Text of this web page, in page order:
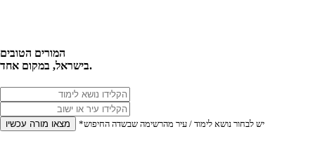
המורים הטובים
בישראל, במקום אחד.
מצאו מורה עכשיו *יש לבחור נושא לימוד / עיר מהרשימה שבשדה החיפוש